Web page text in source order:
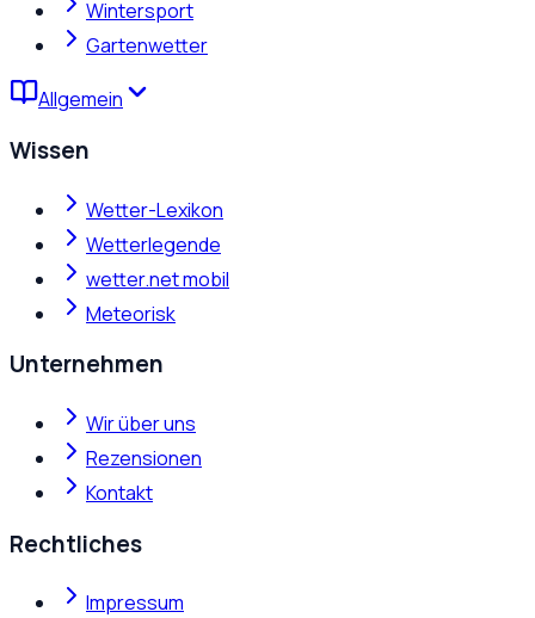
Wintersport
Gartenwetter
Allgemein
Wissen
Wetter-Lexikon
Wetterlegende
wetter.net mobil
Meteorisk
Unternehmen
Wir über uns
Rezensionen
Kontakt
Rechtliches
Impressum